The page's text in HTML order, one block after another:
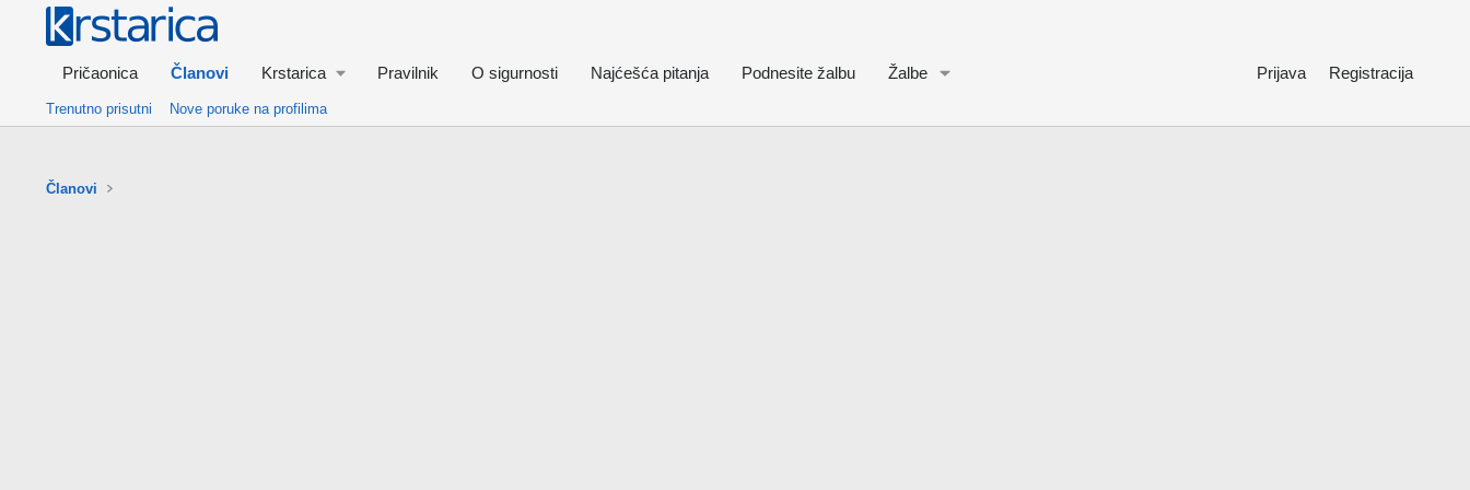
Pričaonica Članovi Krstarica Pravilnik O sigurnosti Najćešća pitanja Podnesite žalbu Žalbe Prijava Registracija
Trenutno prisutni Nove poruke na profilima
Članovi